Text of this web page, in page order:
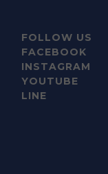
FOLLOW US
FACEBOOK
INSTAGRAM
YOUTUBE
LINE